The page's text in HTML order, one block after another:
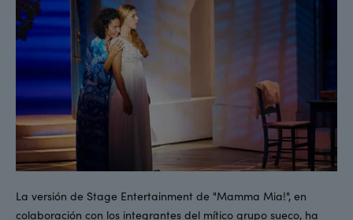
La versión de Stage Entertainment de "Mamma Mia!", en
colaboración con los integrantes del mítico grupo sueco, ha